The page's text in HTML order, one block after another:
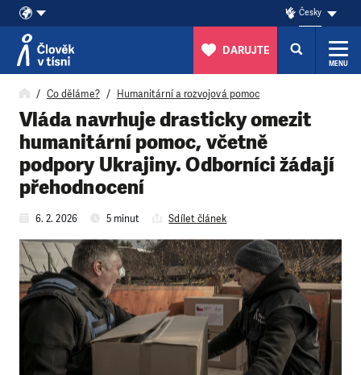
Přeskočit na obsah
Česky
DARUJTE
MENU
Co děláme? Humanitární a rozvojová pomoc
Vláda navrhuje drasticky omezit
humanitární pomoc, včetně
podpory Ukrajiny. Odborníci žádají
přehodnocení
6. 2. 2026 5 minut Sdílet článek